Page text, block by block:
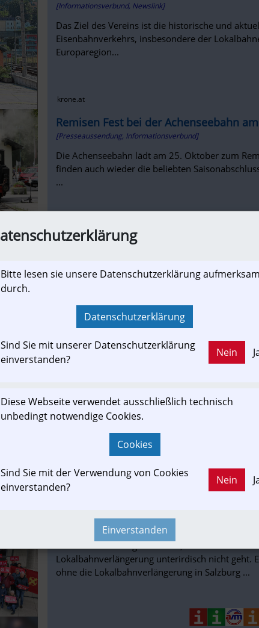
[Informationsverbund, Newslink]
Das Ziel des Vereins ist die historische und
Eisenbahnverkehrs, insbesondere der
Europaregion...
krone.at
Remisen Fest bei der Achenseebahn
[Presseaussendung, Informationsverbund]
Die Achenseebahn lädt am 25. Oktober zum
finden auch wieder die beliebten
...
Gaming: Sanierung der Ötscherland
Nach der Förderzusage des Landes NÖ in der
Sanierungsarbeiten an der Ötscherland
jede Holzschwelle im Abschnitt Pfaffenschlag
noen.at
Alle Kunst ist das Kind ihrer Zeit -
Malerkolonie - Ausstellung 2025
[Informationsverbund, Presseaussendung]
Ausflugstipp Salzkammergut: Die
politischen Umfeld und lädt zu einer Zeitreise
Zwischenkriegszeit bis zur Unterzeichnung des
Abstimmung laut VfGH-Höchstgericht
[Bildbericht, Informationsverbund]
Mittlerweile ist längst bekannt, dass es bei der
Lokalbahnverlängerung unterirdisch nicht geht.
ohne die Lokalbahnverlängerung in Salzburg ...
Bitte lesen sie unsere Datenschutzerklärung aufmerksam
durch.
Datenschutzerklärung
Sind Sie mit unserer Datenschutzerklärung
einverstanden?
Nein
Diese Webseite verwendet ausschließlich technisch
unbedingt notwendige Cookies.
Cookies
Sind Sie mit der Verwendung von Cookies
einverstanden?
Nein
Einverstanden